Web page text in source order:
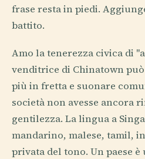
frase resta in piedi.
battito.
Amo la tenerezza civica di
venditrice di Chinatown
più in fretta e suonare
società non avesse ancora
gentilezza. La lingua a
mandarino, malese, tamil,
privata del tono. Un paese è